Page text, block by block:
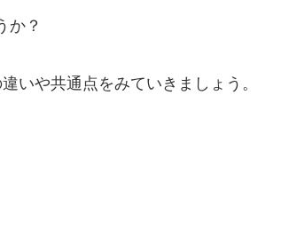
か？
いや共通点をみていきましょう。